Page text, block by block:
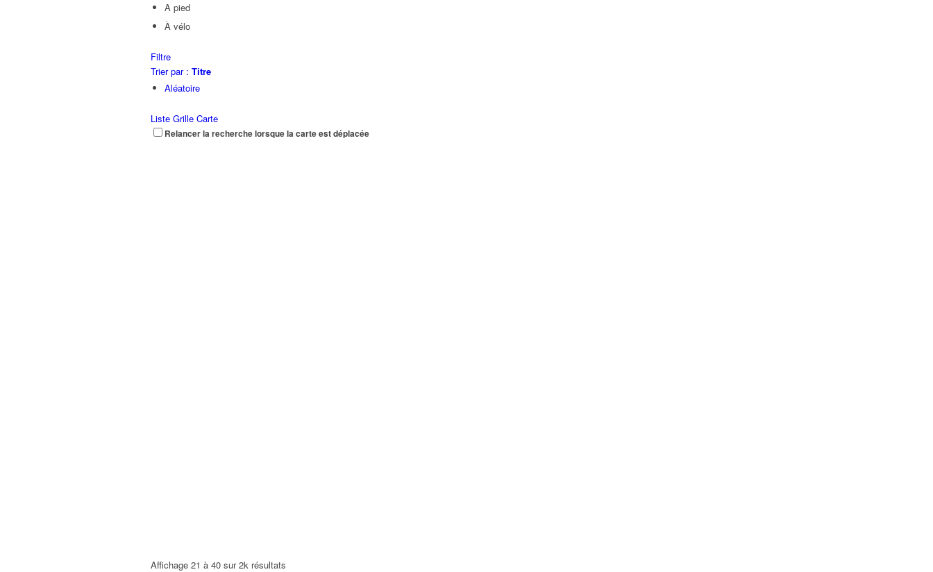
A pied
À vélo
Filtre
Trier par : Titre
Aléatoire
Liste Grille Carte
Relancer la recherche lorsque la carte est déplacée
Affichage 21 à 40 sur 2k résultats